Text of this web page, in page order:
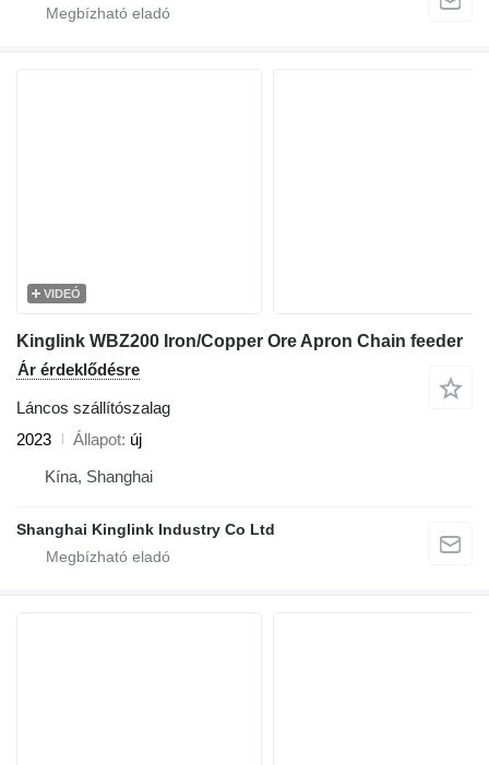
VIDEÓ
Kinglink WBZ200 Iron/Copper Ore Apron Chain feeder
Ár érdeklődésre
Láncos szállítószalag
2023
Állapot új
Kína, Shanghai
Shanghai Kinglink Industry Co Ltd